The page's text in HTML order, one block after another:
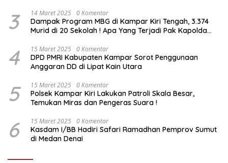
3 14 Maret 2025 0 Komentar
Dampak Program MBG di Kampar Kiri Tengah, 3.374
Murid di 20 Sekolah ! Apa Yang Terjadi Pak Kapolda
4 15 Maret 2025 0 Komentar
DPD PMRI Kabupaten Kampar Sorot Penggunaan
Anggaran DD di Lipat Kain Utara
5 15 Maret 2025 0 Komentar
Polsek Kampar Kiri Lakukan Patroli Skala Besar,
Temukan Miras dan Pengeras Suara !
6 15 Maret 2025 0 Komentar
Kasdam I/BB Hadiri Safari Ramadhan Pemprov Sumut
di Medan Denai